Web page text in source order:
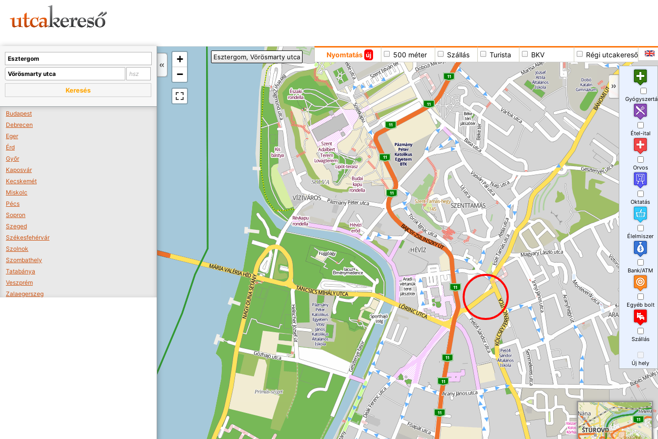
+
−
Nyomtatás új 500 méter Szállás Turista BKV Régi utcakereső
Esztergom, Vörösmarty utca
Keresés
Budapest
Debrecen
Eger
Érd
Győr
Kaposvár
Kecskemét
Miskolc
Pécs
Sopron
Szeged
Székesfehérvár
Szolnok
Szombathely
Tatabánya
Veszprém
Zalaegerszeg
Étel-ital
Orvos
Oktatás
Élelmiszer
Bank/ATM
Egyéb bolt
Szállás
Új hely
A térképet kicsinyíteni kell, hogy látszódjanak a boltok.
Boltok látszódjanak >>